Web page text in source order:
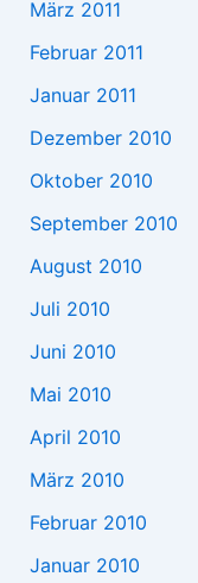
März 2011
Februar 2011
Januar 2011
Dezember 2010
Oktober 2010
September 2010
August 2010
Juli 2010
Juni 2010
Mai 2010
April 2010
März 2010
Februar 2010
Januar 2010